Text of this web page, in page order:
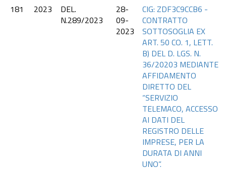
181
2023
DEL.
N.289/2023
28-
09-
2023
CIG: ZDF3C9CCB6 -
CONTRATTO
SOTTOSOGLIA EX
ART. 50 CO. 1, LETT.
B) DEL D. LGS. N.
36/20203 MEDIANTE
AFFIDAMENTO
DIRETTO DEL
“SERVIZIO
TELEMACO, ACCESSO
AI DATI DEL
REGISTRO DELLE
IMPRESE, PER LA
DURATA DI ANNI
UNO”.